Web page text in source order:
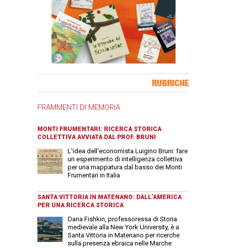
RUBRICHE
FRAMMENTI DI MEMORIA
MONTI FRUMENTARI: RICERCA STORICA
COLLETTIVA AVVIATA DAL PROF. BRUNI
L'idea dell'economista Luigino Bruni: fare
un esperimento di intelligenza collettiva
per una mappatura dal basso dei Monti
Frumentari in Italia
SANTA VITTORIA IN MATENANO: DALL’AMERICA
PER UNA RICERCA STORICA
Dana Fishkin, professoressa di Storia
medievale alla New York University, è a
Santa Vittoria in Matenano per ricerche
sulla presenza ebraica nelle Marche